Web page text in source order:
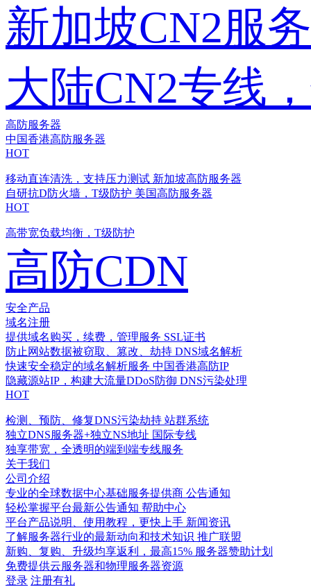
新加坡CN2服
大陆CN2专线
高防服务器
中国香港高防服务器
HOT
移动直连清洗，支持压力测试 新加坡高防服务器
自研抗D防火墙，T级防护 美国高防服务器
HOT
高带宽负载均衡，T级防护
高防CDN
安全产品
域名注册
提供域名购买，续费，管理服务 SSL证书
防止网站数据被窃取、篡改、劫持 DNS域名解析
快速安全稳定的域名解析服务 中国香港高防IP
隐藏源站IP，构建大流量DDoS防御 DNS污染处理
HOT
检测、预防、修复DNS污染劫持 站群系统
独立DNS服务器+独立NS地址 国际专线
独享带宽，全透明的端到端专线服务
关于我们
公司介绍
专业的全球数据中心基础服务提供商 公告通知
轻松掌握平台最新公告通知 帮助中心
平台产品说明、使用教程，更快上手 新闻资讯
了解服务器行业的最新动向和技术知识 推广联盟
新购、复购、升级均享返利，最高15% 服务器赞助计划
免费提供云服务器和物理服务器资源
登录 注册有礼